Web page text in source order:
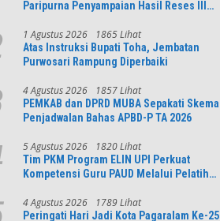
Paripurna Penyampaian Hasil Reses III
1 Agustus 2026 1865 Lihat
Atas Instruksi Bupati Toha, Jembatan
Purwosari Rampung Diperbaiki
4 Agustus 2026 1857 Lihat
PEMKAB dan DPRD MUBA Sepakati Skema
Penjadwalan Bahas APBD-P TA 2026
5 Agustus 2026 1820 Lihat
Tim PKM Program ELIN UPI Perkuat
Kompetensi Guru PAUD Melalui Pelatihan
Numerasi
4 Agustus 2026 1789 Lihat
Peringati Hari Jadi Kota Pagaralam Ke-25